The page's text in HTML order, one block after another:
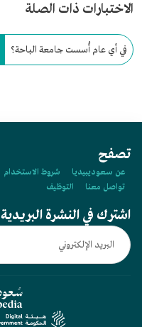
الاختبارات ذات الصلة
في أي عام أُسست جامعة الباحة؟
تصفح
عن سعوديبيديا شروط الاستخدام
تواصل معنا
التوظيف
اشترك في النشرة البريدية